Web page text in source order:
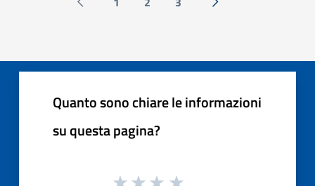
Pagina precedente Successiva »
Quanto sono chiare le informazioni
su questa pagina?